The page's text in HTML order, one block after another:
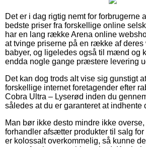
Det er i dag rigtig nemt for forbrugerne
bedste priser fra forskellige online
har en lang række Arena online
at tvinge priserne på en række af deres
babyer, og ligeledes også til mænd og
endda nogle gange præstere levering
Det kan dog trods alt vise sig gunstigt
forskellige internet foretagender efter
Cobra Ultra – Lyserød inden du
således at du er garanteret at indhente
Man bør ikke desto mindre ikke
forhandler afsætter produkter til salg
er kolossalt overkommelig, så kunne